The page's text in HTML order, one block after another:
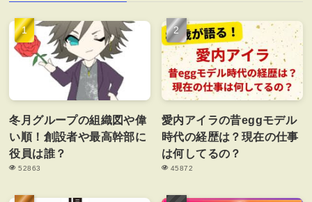
冬月グループの組織図や偉
い順！創設者や最高幹部に
役員は誰？
52863
愛内アイラの昔eggモデル
時代の経歴は？現在の仕事
は何してるの？
45872